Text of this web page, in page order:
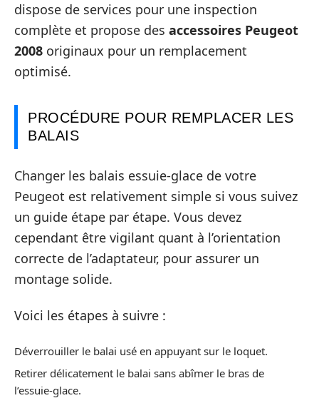
dispose de services pour une inspection
complète et propose des accessoires Peugeot
2008 originaux pour un remplacement
optimisé.
PROCÉDURE POUR REMPLACER LES
BALAIS
Changer les balais essuie-glace de votre
Peugeot est relativement simple si vous suivez
un guide étape par étape. Vous devez
cependant être vigilant quant à l’orientation
correcte de l’adaptateur, pour assurer un
montage solide.
Voici les étapes à suivre :
Déverrouiller le balai usé en appuyant sur le loquet.
Retirer délicatement le balai sans abîmer le bras de
l’essuie-glace.